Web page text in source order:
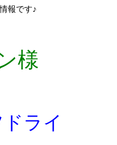
報です♪
様
ライ